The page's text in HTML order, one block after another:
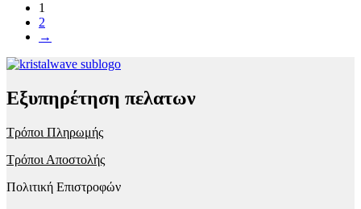
1
2
→
Εξυπηρέτηση πελατων
Τρόποι Πληρωμής
Τρόποι Αποστολής
Πολιτική Επιστροφών